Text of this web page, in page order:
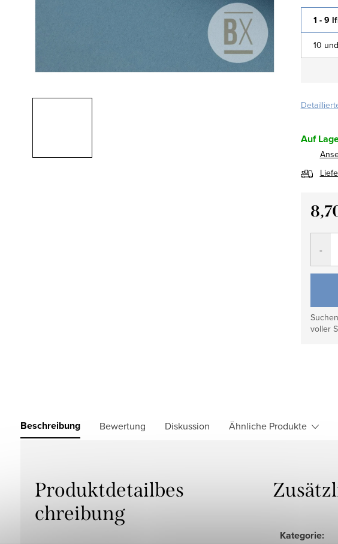
1 - 9
10
Auf
voller
Beschreibung Bewertung Diskussion Ähnliche Produkte
Produktdetailbes
chreibung
Kategorie: